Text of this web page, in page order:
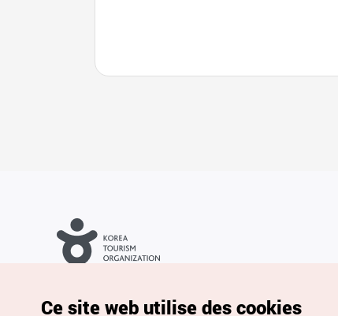
Pour les rapports d'erreurs et demandes de renseignements,
adressez vos demandes à
Ce site web utilise des cookies